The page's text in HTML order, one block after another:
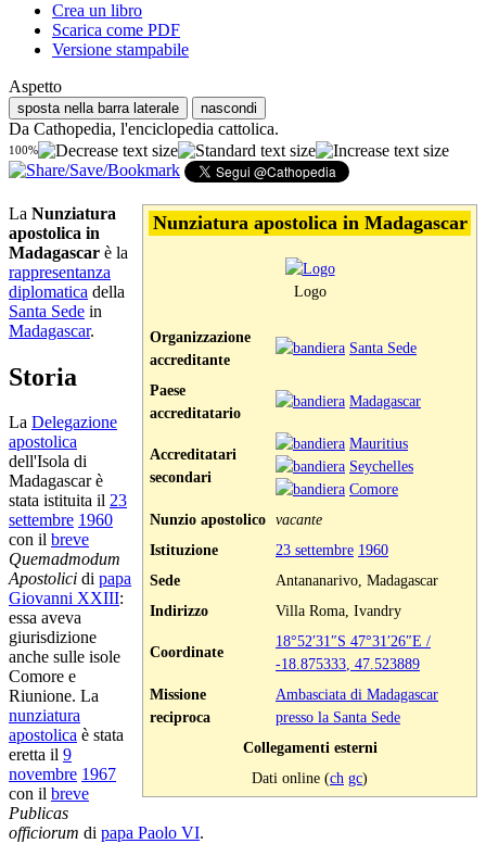
Crea un libro
Scarica come PDF
Versione stampabile
Aspetto
sposta nella barra laterale nascondi
Da Cathopedia, l'enciclopedia cattolica.
100%
Nunziatura apostolica in Madagascar
Logo
Organizzazione
accreditante
Santa Sede
Paese
accreditatario
Madagascar
Accreditatari
secondari
Mauritius
Seychelles
Comore
Nunzio apostolico vacante
Istituzione
23 settembre 1960
Sede
Antananarivo, Madagascar
Indirizzo
Villa Roma, Ivandry
Coordinate
18°52′31″S 47°31′26″E /
-18.875333 47.523889
Missione
reciproca
Ambasciata di Madagascar
presso la Santa Sede
Collegamenti esterni
Dati online (ch gc)
La Nunziatura
apostolica in
Madagascar è la
rappresentanza
diplomatica della
Santa Sede in
Madagascar.
Storia
La Delegazione
apostolica
dell'Isola di
Madagascar è
stata istituita il 23
settembre 1960
con il breve
Quemadmodum
Apostolici di papa
Giovanni XXIII:
essa aveva
giurisdizione
anche sulle isole
Comore e
Riunione. La
nunziatura
apostolica è stata
eretta il 9
novembre 1967
con il breve
Publicas
officiorum di papa Paolo VI.